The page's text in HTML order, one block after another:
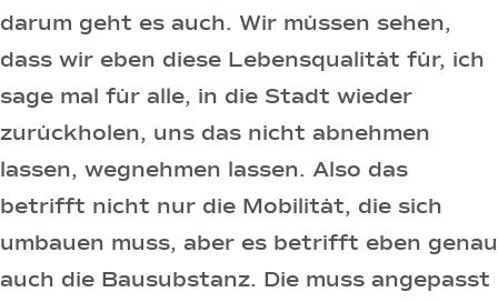
darum geht es auch. Wir müssen sehen,
dass wir eben diese Lebensqualität für, ich
sage mal für alle, in die Stadt wieder
zurückholen, uns das nicht abnehmen
lassen, wegnehmen lassen. Also das
betrifft nicht nur die Mobilität, die sich
umbauen muss, aber es betrifft eben genau
auch die Bausubstanz. Die muss angepasst